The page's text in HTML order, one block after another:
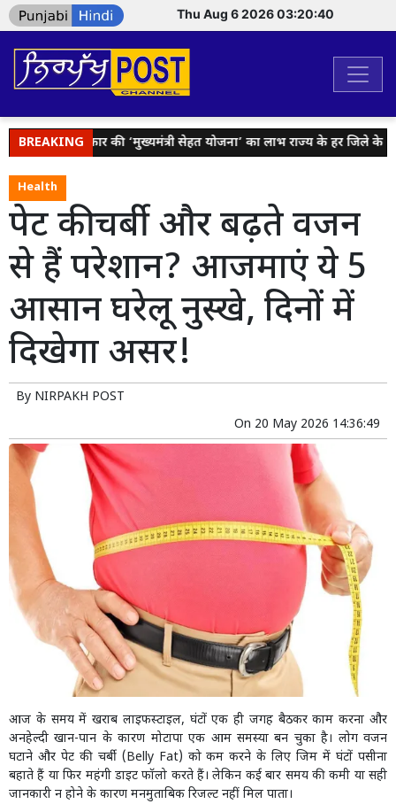
Thu Aug 6 2026 03:20:40
BREAKING
मान सरकार की ‘मुख्यमंत्री सेहत योजना’ का लाभ राज्य के हर जिले के
Health
पेट की चर्बी और बढ़ते वजन
से हैं परेशान? आजमाएं ये 5
आसान घरेलू नुस्खे, दिनों में
दिखेगा असर!
By NIRPAKH POST
On 20 May 2026 14:36:49
आज के समय में खराब लाइफस्टाइल, घंटों एक ही जगह बैठकर काम करना और
अनहेल्दी खान-पान के कारण मोटापा एक आम समस्या बन चुका है। लोग वजन
घटाने और पेट की चर्बी (Belly Fat) को कम करने के लिए जिम में घंटों पसीना
बहाते हैं या फिर महंगी डाइट फॉलो करते हैं। लेकिन कई बार समय की कमी या सही
जानकारी न होने के कारण मनमुताबिक रिजल्ट नहीं मिल पाता।